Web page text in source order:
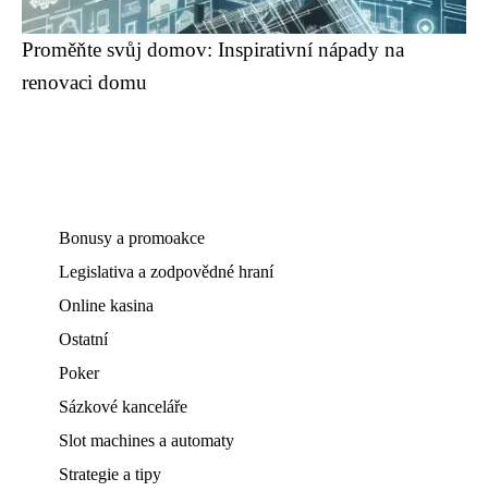
Proměňte svůj domov: Inspirativní nápady na
renovaci domu
Bonusy a promoakce
Legislativa a zodpovědné hraní
Online kasina
Ostatní
Poker
Sázkové kanceláře
Slot machines a automaty
Strategie a tipy